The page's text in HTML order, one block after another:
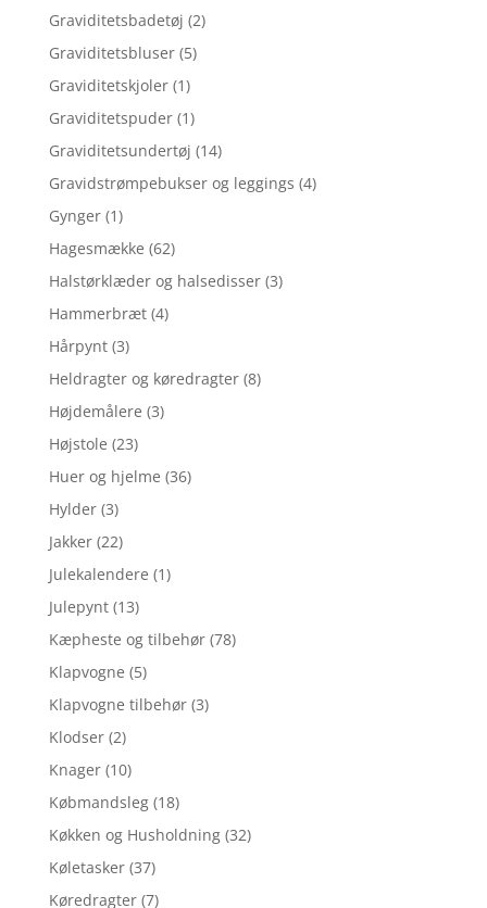
Graviditetsbadetøj (2)
Graviditetsbluser (5)
Graviditetskjoler (1)
Graviditetspuder (1)
Graviditetsundertøj (14)
Gravidstrømpebukser og leggings (4)
Gynger (1)
Hagesmække (62)
Halstørklæder og halsedisser (3)
Hammerbræt (4)
Hårpynt (3)
Heldragter og køredragter (8)
Højdemålere (3)
Højstole (23)
Huer og hjelme (36)
Hylder (3)
Jakker (22)
Julekalendere (1)
Julepynt (13)
Kæpheste og tilbehør (78)
Klapvogne (5)
Klapvogne tilbehør (3)
Klodser (2)
Knager (10)
Købmandsleg (18)
Køkken og Husholdning (32)
Køletasker (37)
Køredragter (7)